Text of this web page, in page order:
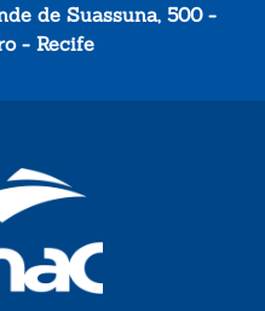
de Suassuna, 500 -
- Recife